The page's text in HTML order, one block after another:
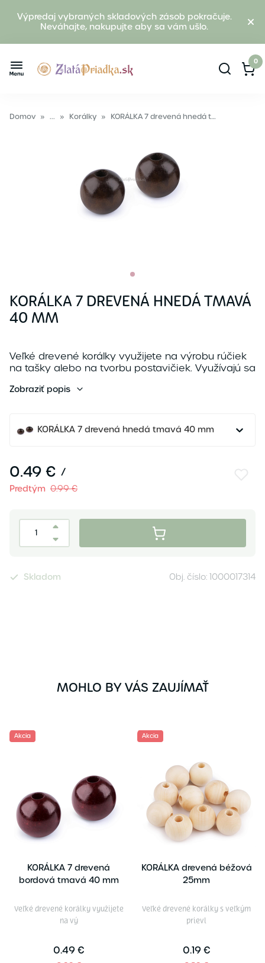
Výpredaj vybraných skladových zásob pokračuje.
Neváhajte, nakupujte aby sa vám ušlo.
0
Domov » ... » Korálky » KORÁLKA 7 drevená hnedá tmavá 40 mm
KORÁLKA 7 DREVENÁ HNEDÁ TMAVÁ
40 MM
Veľké drevené korálky využijete na výrobu rúčiek
na tašky alebo na tvorbu postavičiek. Využívajú sa
Zobraziť popis
KORÁLKA 7 drevená hnedá tmavá 40 mm
0.49 € /
Predtým 0.99 €
Skladom Obj. číslo: 1000017314
MOHLO BY VÁS ZAUJÍMAŤ
Akcia
KORÁLKA 7 drevená
bordová tmavá 40 mm
Veľké drevené korálky využijete
na vý
0.49 €
Akcia
KORÁLKA drevená béžová
25mm
Veľké drevené korálky s veľkým
prievl
0.19 €